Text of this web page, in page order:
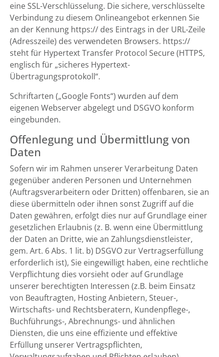
eine SSL-Verschlüsselung. Die sichere, verschlüsselte
Verbindung zu diesem Onlineangebot erkennen Sie
an der Kennung https:// des Eintrags in der URL-Zeile
(Adresszeile) des verwendeten Browsers. https://
steht für Hypertext Transfer Protocol Secure (HTTPS,
englisch für „sicheres Hypertext-
Übertragungsprotokoll“.
Schriftarten („Google Fonts“) wurden auf dem
eigenen Webserver abgelegt und DSGVO konform
eingebunden.
Offenlegung und Übermittlung von
Daten
Sofern wir im Rahmen unserer Verarbeitung Daten
gegenüber anderen Personen und Unternehmen
(Auftragsverarbeitern oder Dritten) offenbaren, sie an
diese übermitteln oder ihnen sonst Zugriff auf die
Daten gewähren, erfolgt dies nur auf Grundlage einer
gesetzlichen Erlaubnis (z. B. wenn eine Übermittlung
der Daten an Dritte, wie an Zahlungsdienstleister,
gem. Art. 6 Abs. 1 lit. b) DSGVO zur Vertragserfüllung
erforderlich ist), Sie eingewilligt haben, eine rechtliche
Verpflichtung dies vorsieht oder auf Grundlage
unserer berechtigten Interessen (z.B. beim Einsatz
von Beauftragten, Hosting Anbietern, Steuer-,
Wirtschafts- und Rechtsberatern, Kundenpflege-,
Buchführungs-, Abrechnungs- und ähnlichen
Diensten, die uns eine effiziente und effektive
Erfüllung unserer Vertragspflichten,